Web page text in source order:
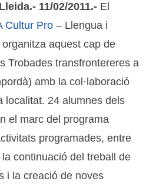
11/02/2011.- El
Cultur Pro – Llengua i
aquest cap de
Trobades transfrontereres a
amb la col·laboració
localitat. 24 alumnes dels
el marc del programa
programades, entre
continuació del treball de
i la creació de noves